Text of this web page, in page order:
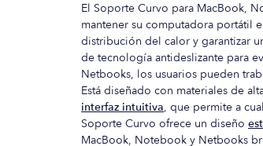
El Soporte Curvo para MacBook,
mantener su computadora portátil
distribución del calor y garantizar
de tecnología antideslizante para
Netbooks, los usuarios pueden
Está diseñado con materiales de
interfaz intuitiva, que permite a
Soporte Curvo ofrece un diseño
MacBook, Notebook y Netbooks